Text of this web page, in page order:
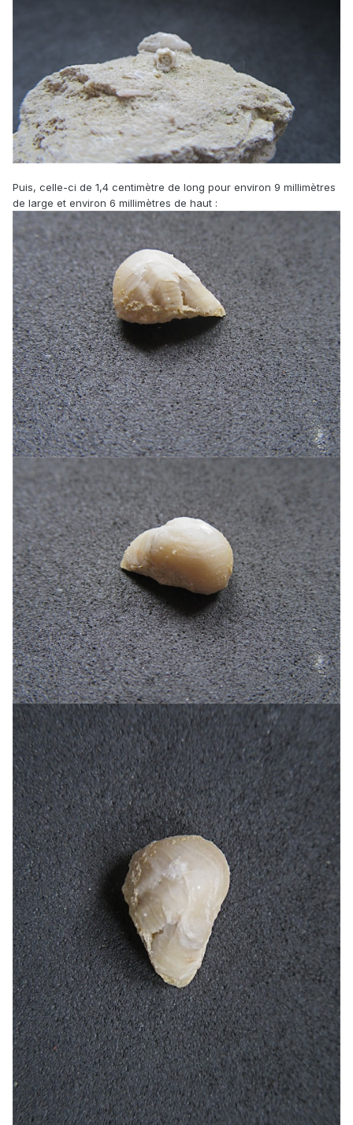
Puis, celle-ci de 1,4 centimètre de long pour environ 9 millimètres
de large et environ 6 millimètres de haut :